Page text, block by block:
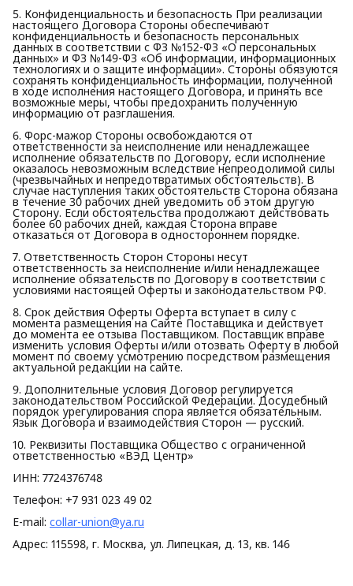
5. Конфиденциальность и безопасность При реализации
настоящего Договора Стороны обеспечивают
конфиденциальность и безопасность персональных
данных в соответствии с ФЗ №152-ФЗ «О персональных
данных» и ФЗ №149-ФЗ «Об информации, информационных
технологиях и о защите информации». Стороны обязуются
сохранять конфиденциальность информации, полученной
в ходе исполнения настоящего Договора, и принять все
возможные меры, чтобы предохранить полученную
информацию от разглашения.
6. Форс-мажор Стороны освобождаются от
ответственности за неисполнение или ненадлежащее
исполнение обязательств по Договору, если исполнение
оказалось невозможным вследствие непреодолимой силы
(чрезвычайных и непредотвратимых обстоятельств). В
случае наступления таких обстоятельств Сторона обязана
в течение 30 рабочих дней уведомить об этом другую
Сторону. Если обстоятельства продолжают действовать
более 60 рабочих дней, каждая Сторона вправе
отказаться от Договора в одностороннем порядке.
7. Ответственность Сторон Стороны несут
ответственность за неисполнение и/или ненадлежащее
исполнение обязательств по Договору в соответствии с
условиями настоящей Оферты и законодательством РФ.
8. Срок действия Оферты Оферта вступает в силу с
момента размещения на Сайте Поставщика и действует
до момента ее отзыва Поставщиком. Поставщик вправе
изменить условия Оферты и/или отозвать Оферту в любой
момент по своему усмотрению посредством размещения
актуальной редакции на сайте.
9. Дополнительные условия Договор регулируется
законодательством Российской Федерации. Досудебный
порядок урегулирования спора является обязательным.
Язык Договора и взаимодействия Сторон — русский.
10. Реквизиты Поставщика Общество с ограниченной
ответственностью «ВЭД Центр»
ИНН: 7724376748
Телефон: +7 931 023 49 02
E-mail: collar-union@ya.ru
Адрес: 115598, г. Москва, ул. Липецкая, д. 13, кв. 146